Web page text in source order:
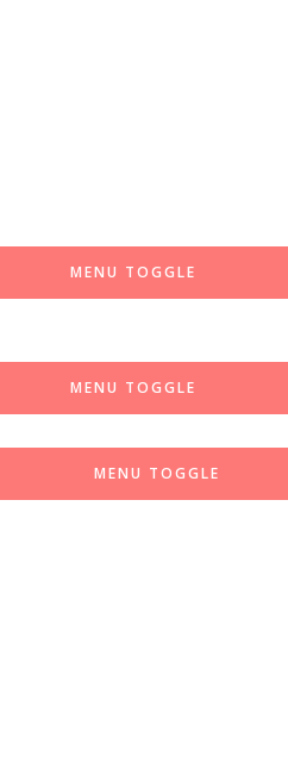
MENU TOGGLE
MENU TOGGLE
MENU TOGGLE